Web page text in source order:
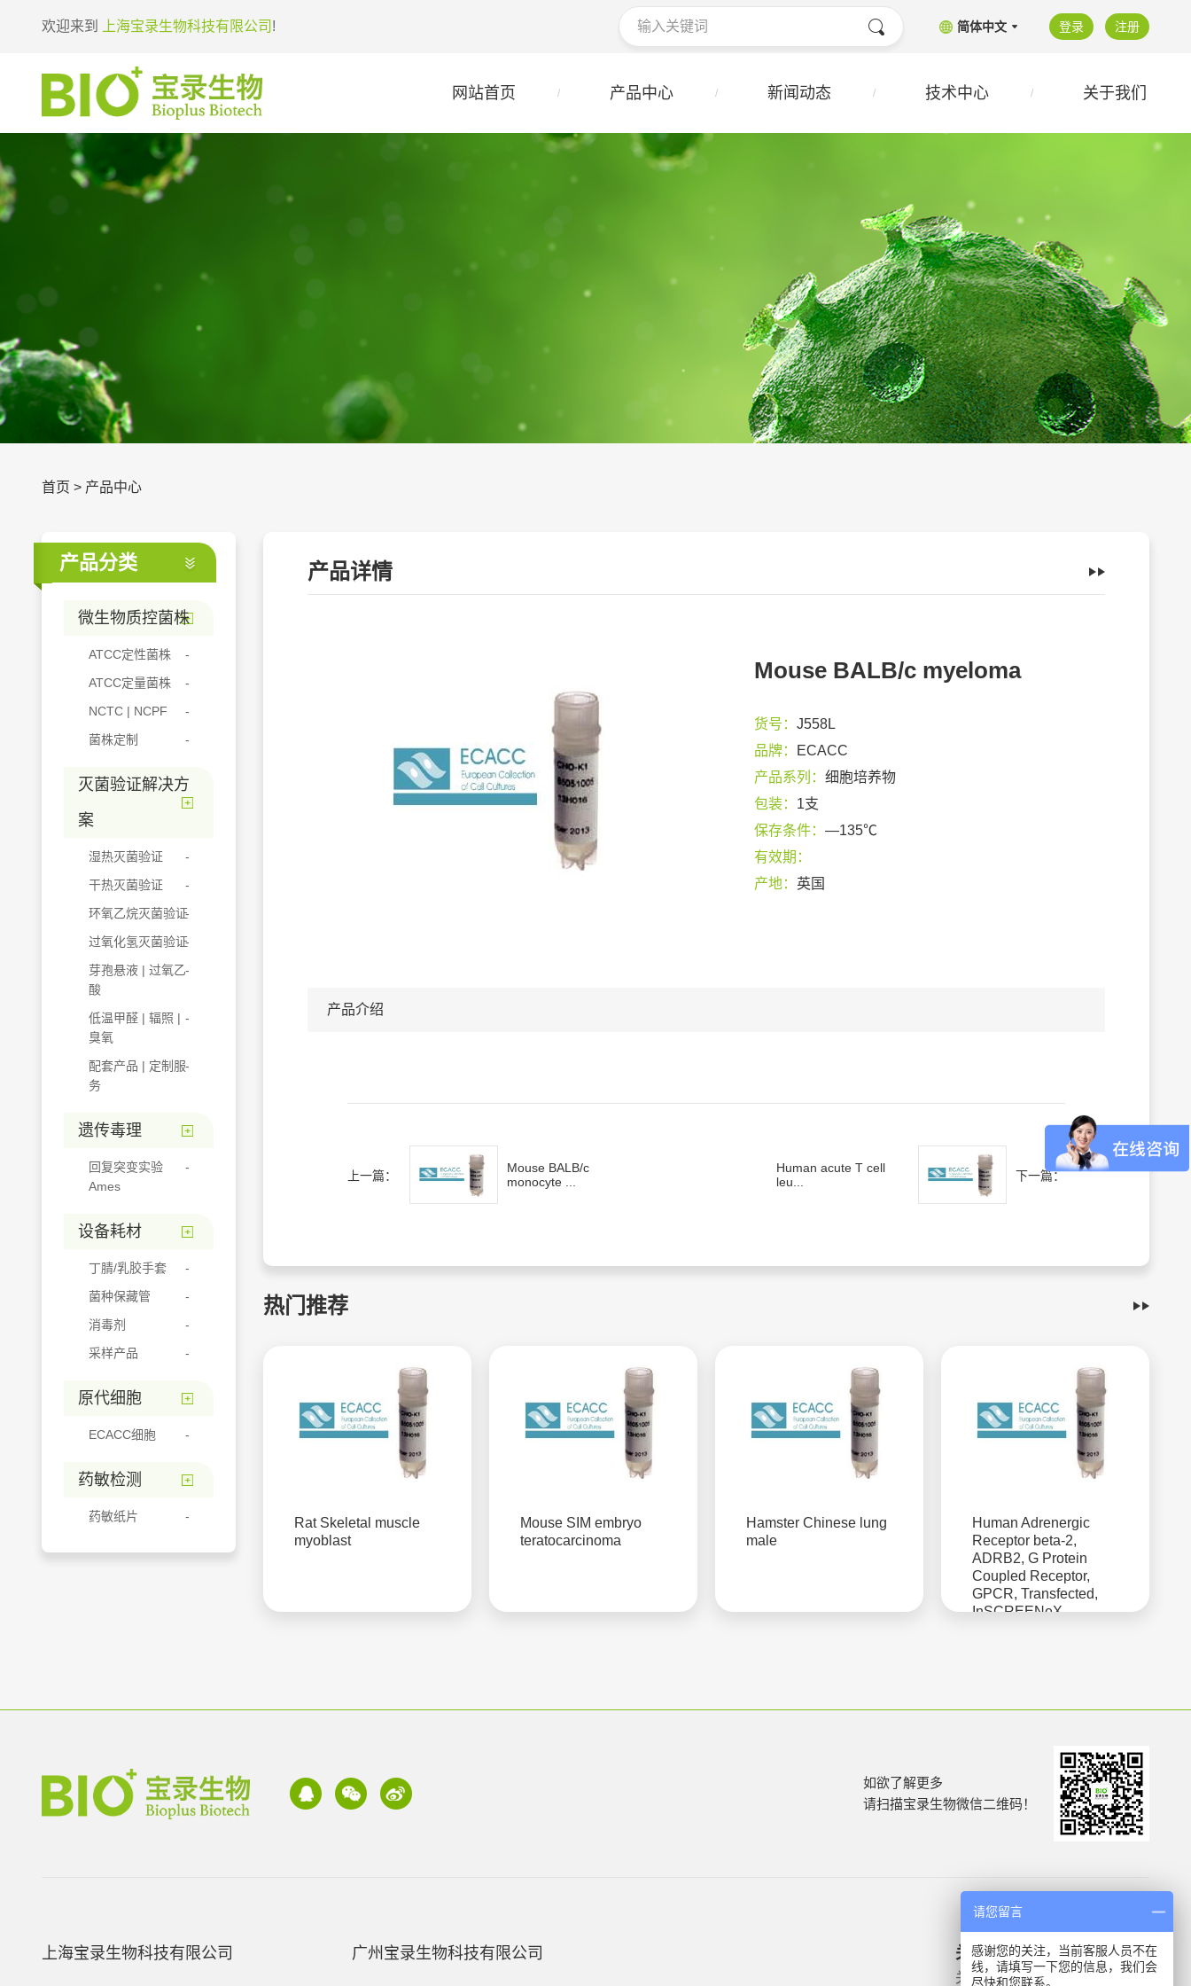
欢迎来到 上海宝录生物科技有限公司 ! 简体中文 登录 注册
网站首页 产品中心 新闻动态 技术中心 关于我们
首页 > 产品中心
产品分类
微生物质控菌株
ATCC定性菌株
ATCC定量菌株
NCTC | NCPF
菌株定制
灭菌验证解决方
案
湿热灭菌验证
干热灭菌验证
环氧乙烷灭菌验证
过氧化氢灭菌验证
芽孢悬液 | 过氧乙
酸
低温甲醛 | 辐照 |
臭氧
配套产品 | 定制服
务
遗传毒理
回复突变实验
Ames
设备耗材
丁腈/乳胶手套
菌种保藏管
消毒剂
采样产品
原代细胞
ECACC细胞
药敏检测
药敏纸片
产品详情
Mouse BALB/c myeloma
货号： J558L
品牌：
ECACC
产品系列： 细胞培养物
包装： 1支
保存条件： —135℃
有效期：
产地： 英国
产品介绍
上一篇：
Mouse BALB/c
monocyte ...
Human acute T cell
leu...
下一篇：
热门推荐
Rat Skeletal muscle
myoblast
Mouse SIM embryo
teratocarcinoma
Hamster Chinese lung
male
Human Adrenergic
Receptor beta-2,
ADRB2, G Protein
Coupled Receptor,
GPCR, Transfected,
InSCREENeX
如欲了解更多
请扫描宝录生物微信二维码！
上海宝录生物科技有限公司 广州宝录生物科技有限公司 关于我们
关于我们
产品信息
微生物质控菌株
请您留言
感谢您的关注，当前客服人员不在
线，请填写一下您的信息，我们会
尽快和您联系。